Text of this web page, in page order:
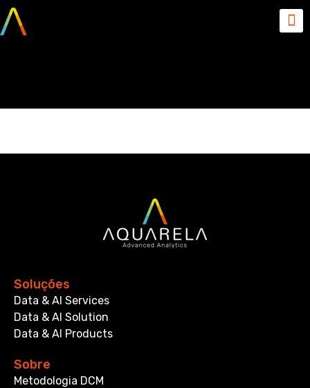
Soluções
Data & AI Services
Data & AI Solution
Data & AI Products
Sobre
Metodologia DCM